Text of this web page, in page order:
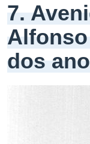
7.
dos